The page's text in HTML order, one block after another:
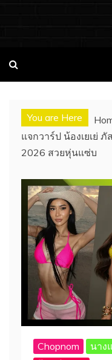
ดอล นางแ
You are Here
แจกวาร์ป น้องเยเย่
2026 สวยหุ่นแซ่บ
Chopnom นาง